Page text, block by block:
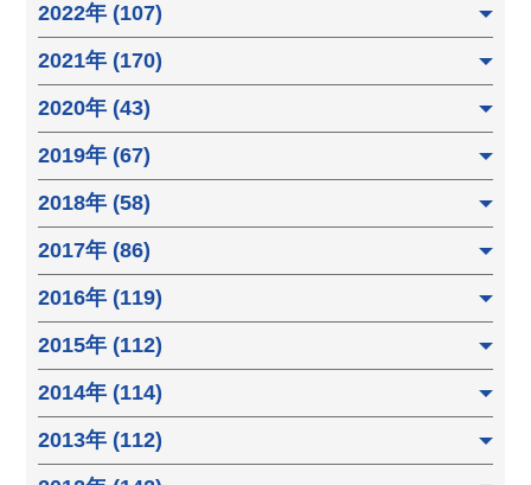
2022年 (107)
2021年 (170)
2020年 (43)
2019年 (67)
2018年 (58)
2017年 (86)
2016年 (119)
2015年 (112)
2014年 (114)
2013年 (112)